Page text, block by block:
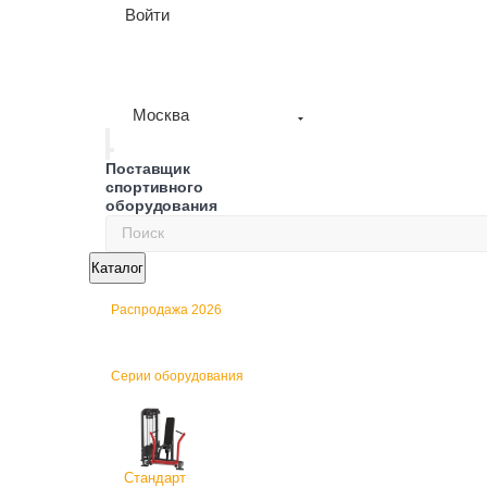
Войти
Москва
Поставщик
спортивного
оборудования
Каталог
Распродажа 2026
Серии оборудования
Стандарт